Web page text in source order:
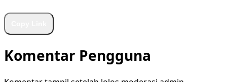
Komentar Pengguna